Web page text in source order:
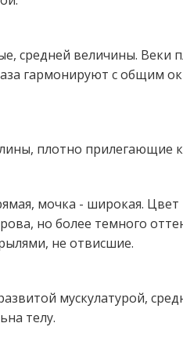
средней величины.
гармонируют с общим
плотно прилегающие к
мочка - широкая.
но более темного
не отвисшие.
мускулатурой,
телу.